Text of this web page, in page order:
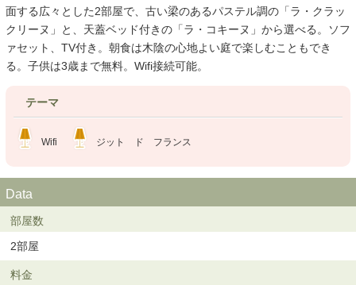
面する広々とした2部屋で、古い梁のあるパステル調の「ラ・クラッ
クリーヌ」と、天蓋ベッド付きの「ラ・コキーヌ」から選べる。ソフ
ァセット、TV付き。朝食は木陰の心地よい庭で楽しむこともでき
る。子供は3歳まで無料。Wifi接続可能。
テーマ
Wifi ジット ド フランス
Data
部屋数
2部屋
料金